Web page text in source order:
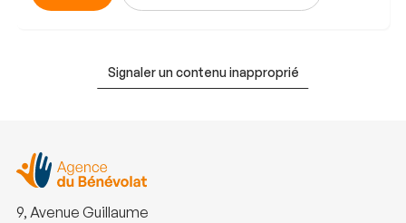
Signaler un contenu inapproprié
9, Avenue Guillaume